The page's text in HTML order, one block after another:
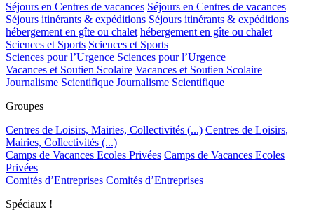
Séjours en Centres de vacances Séjours en Centres de vacances
Séjours itinérants & expéditions Séjours itinérants & expéditions
hébergement en gîte ou chalet hébergement en gîte ou chalet
Sciences et Sports Sciences et Sports
Sciences pour l’Urgence Sciences pour l’Urgence
Vacances et Soutien Scolaire Vacances et Soutien Scolaire
Journalisme Scientifique Journalisme Scientifique
Groupes
Centres de Loisirs, Mairies, Collectivités (...) Centres de Loisirs,
Mairies, Collectivités (...)
Camps de Vacances Ecoles Privées Camps de Vacances Ecoles
Privées
Comités d’Entreprises Comités d’Entreprises
Spéciaux !